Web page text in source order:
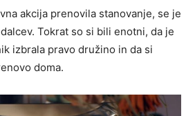
akcija prenovila stanovanje, se je
Tokrat so si bili enotni, da je
izbrala pravo družino in da si
doma.